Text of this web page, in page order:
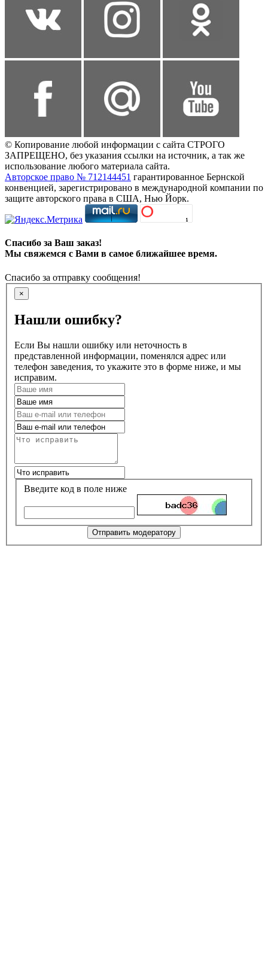
© Копирование любой информации с сайта СТРОГО
ЗАПРЕЩЕНО, без указания ссылки на источник, а так же
использование любого материала сайта.
Авторское право № 712144451 гарантированное Бернской
конвенцией, зарегистрировано в международной компании по
защите авторского права в США, Нью Йорк.
Спасибо за Ваш заказ!
Мы свяжемся с Вами в самое ближайшее время.
Спасибо за отправку сообщения!
×
Нашли ошибку?
Если Вы нашли ошибку или неточность в
представленной информации, поменялся адрес или
телефон заведения, то укажите это в форме ниже, и мы
исправим.
Введите код в поле ниже
Отправить модератору